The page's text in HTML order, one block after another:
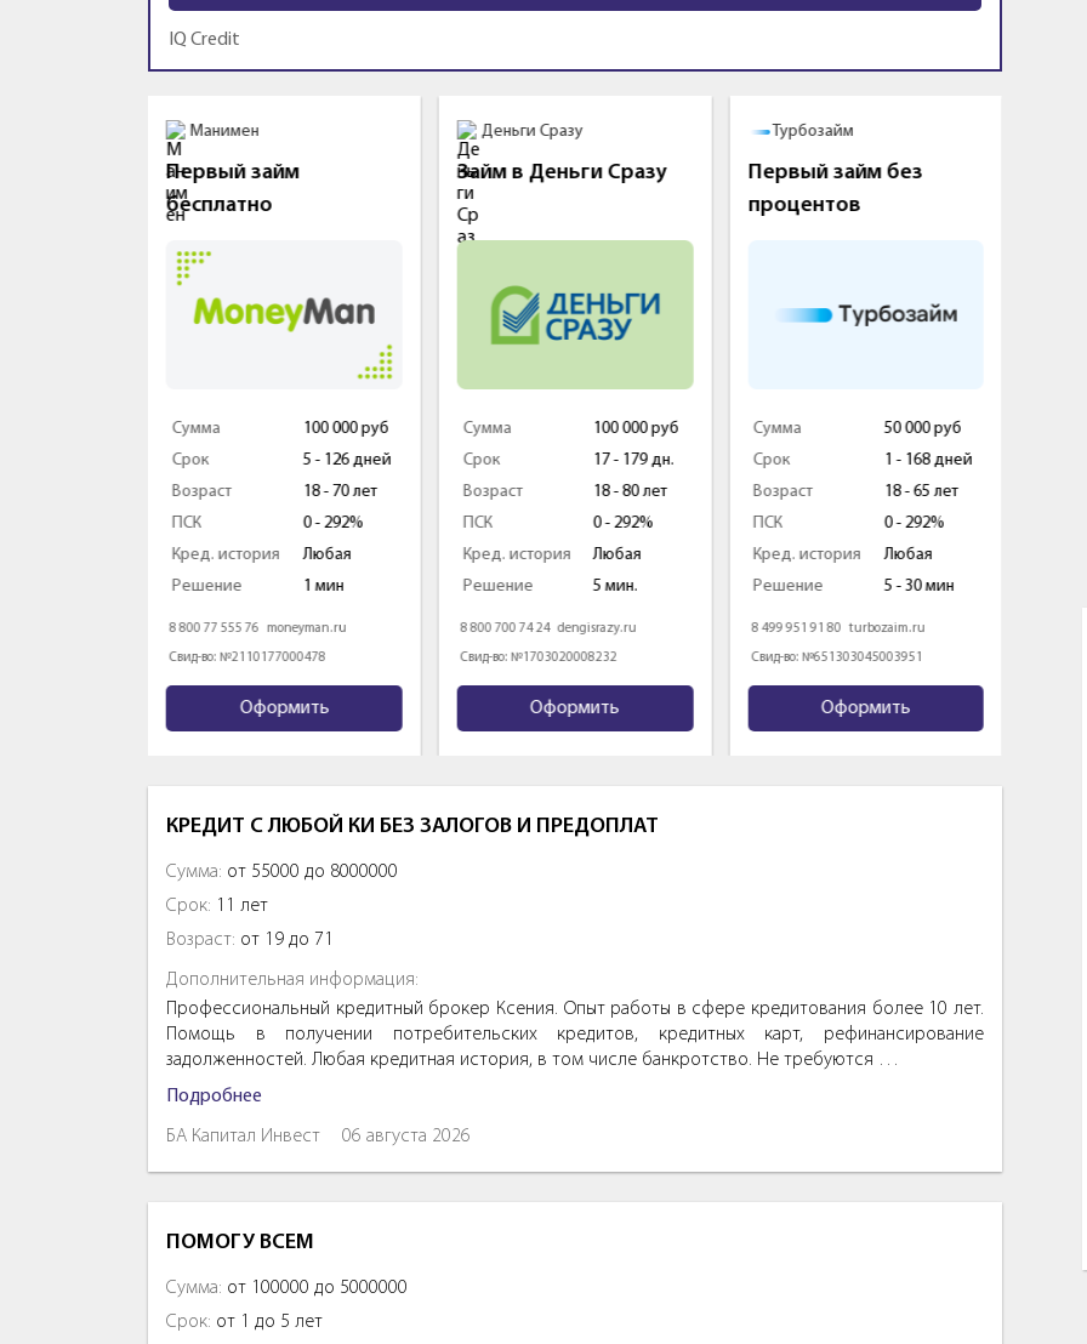
IQ Credit
Манимен
Первый займ
бесплатно
Сумма
100 000 руб
Срок
5 - 126 дней
Возраст
18 - 70 лет
ПСК
0 - 292%
Кред. история
Любая
Решение
1 мин
8 800 77 555 76 moneyman.ru
Свид-во: №2110177000478
Оформить
Деньги Сразу
Займ в Деньги Сразу
Сумма
100 000 руб
Срок
17 - 179 дн.
Возраст
18 - 80 лет
ПСК
0 - 292%
Кред. история
Любая
Решение
5 мин.
8 800 700 74 24 dengisrazy.ru
Свид-во: №1703020008232
Оформить
Турбозайм
Первый займ без
процентов
Сумма
50 000 руб
Срок
1 - 168 дней
Возраст
18 - 65 лет
ПСК
0 - 292%
Кред. история
Любая
Решение
5 - 30 мин
8 499 951 91 80 turbozaim.ru
Свид-во: №651303045003951
Оформить
До
КРЕДИТ С ЛЮБОЙ КИ БЕЗ ЗАЛОГОВ И ПРЕДОПЛАТ
Сумма: от 55000 до 8000000
Срок: 11 лет
Возраст: от 19 до 71
Дополнительная информация:
Профессиональный кредитный брокер Ксения. Опыт работы в сфере кредитования более 10 лет.
Помощь в получении потребительских кредитов, кредитных карт, рефинансирование
задолженностей. Любая кредитная история, в том числе банкротство. Не требуются …
Подробнее
БА Капитал Инвест 06 августа 2026
ПОМОГУ ВСЕМ
Сумма: от 100000 до 5000000
Срок: от 1 до 5 лет